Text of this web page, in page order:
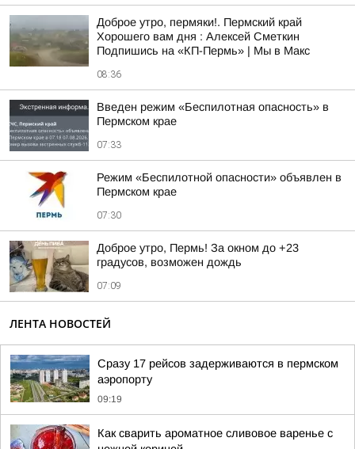
Доброе утро, пермяки!. Пермский край
Хорошего вам дня : Алексей Сметкин
Подпишись на «КП-Пермь» | Мы в Maкс
08:36
Введен режим «Беспилотная опасность» в
Пермском крае
07:33
Режим «Беспилотной опасности» объявлен в
Пермском крае
07:30
Доброе утро, Пермь! За окном до +23
градусов, возможен дождь
07:09
ЛЕНТА НОВОСТЕЙ
Сразу 17 рейсов задерживаются в пермском
аэропорту
09:19
Как сварить ароматное сливовое варенье с